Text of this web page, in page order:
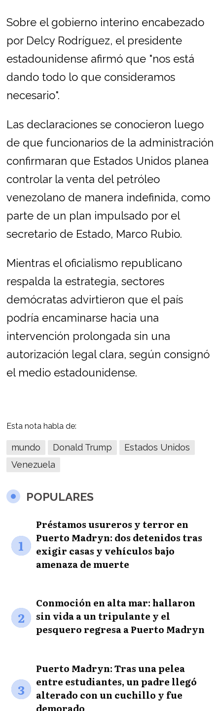
Sobre el gobierno interino encabezado
por Delcy Rodríguez, el presidente
estadounidense afirmó que "nos está
dando todo lo que consideramos
necesario".
Las declaraciones se conocieron luego
de que funcionarios de la administración
confirmaran que Estados Unidos planea
controlar la venta del petróleo
venezolano de manera indefinida, como
parte de un plan impulsado por el
secretario de Estado, Marco Rubio.
Mientras el oficialismo republicano
respalda la estrategia, sectores
demócratas advirtieron que el país
podría encaminarse hacia una
intervención prolongada sin una
autorización legal clara, según consignó
el medio estadounidense.
Esta nota habla de:
mundo Donald Trump
Estados Unidos
Venezuela
POPULARES
1
Préstamos usureros y terror en
Puerto Madryn: dos detenidos tras
exigir casas y vehículos bajo
amenaza de muerte
2
Conmoción en alta mar: hallaron
sin vida a un tripulante y el
pesquero regresa a Puerto Madryn
3
Puerto Madryn: Tras una pelea
entre estudiantes, un padre llegó
alterado con un cuchillo y fue
demorado